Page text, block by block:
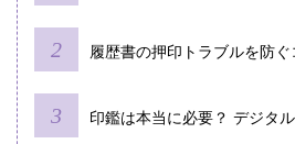
履歴書の押印トラブルを防
印鑑は本当に必要？ デジタ